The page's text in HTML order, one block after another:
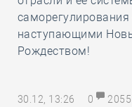
саморегулирования
наступающими
Рождеством!
30.12, 13:26 0